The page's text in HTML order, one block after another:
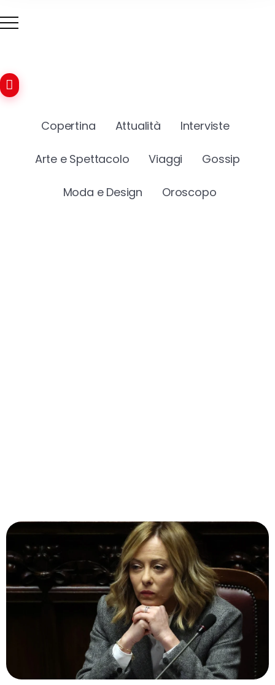
Copertina Attualità Interviste
Arte e Spettacolo Viaggi Gossip
Moda e Design Oroscopo